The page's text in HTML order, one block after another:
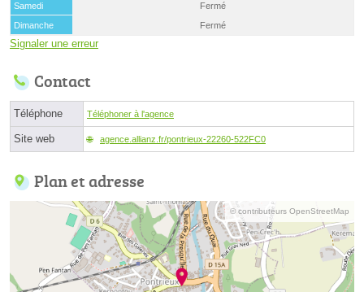
Samedi
Fermé
Dimanche
Fermé
Signaler une erreur
Contact
Téléphone Téléphoner à l'agence
Site web agence.allianz.fr/pontrieux-22260-522FC0
Plan et adresse
© contributeurs OpenStreetMap